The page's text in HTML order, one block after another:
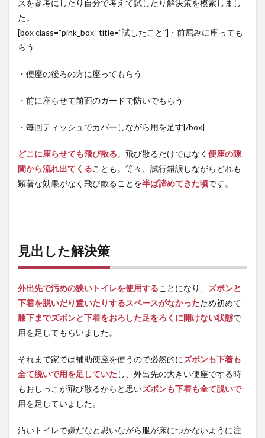
スを参考にしたり自分で考えて試したり解決策を模索しまし
た。
[box class=”pink_box” title=”試したこと”]・前屈みに座っても
らう
・便座の後ろの方に座ってもらう
・前に座らせて前面のガードで防いでもらう
・毎回ティッシュでカバーしながら用を足す[/box]
どこに座らせても飛び散る。飛び散るだけではなく 便座の隙
間から流れ出てくることも。等々、試行錯誤しながらどれも
顕著な効果がなく飛び散ることを半ば諦めてきた頃です。
見出した解決策
外出先で汚めの狭いトイレを使用することになり、 ズボンと
下着を脱いだり置いたりするスペースがなかったため初めて
膝下までズボンと下着をおろした足をろくに開けない状態で
用を足してもらいました。
それまで家では補助便座を使うので必然的にズボンも下着も
全て脱いで用を足していた し、外出先の大きい便座でする時
もおしっこが飛び散るからと思いズボンも下着も全て脱いで
用を足していました。
汚いトイレで嫌だなと思いながら服が床につかないように注